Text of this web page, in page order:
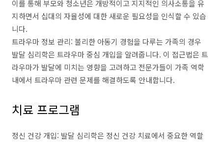
이를 통해 부모와 청소년은 개방적이고 지지적인 의사소통을 유
지하면서 십대의 자율성에 대한 새로운 필요성을 인식할 수 있습
니다.
트라우마 정보 관리: 불리한 아동기 경험을 다루는 가족의 경우
발달 심리학은 트라우마 중심 개입을 알려줍니다. 이 접근법은 트
라우마가 발달에 미치는 영향을 고려하고 전문가들이 가족 역학
내에서 트라우마 관련 문제를 해결하도록 안내합니다.
치료 프로그램
정신 건강 개입: 발달 심리학은 정신 건강 치료에서 중요한 역할